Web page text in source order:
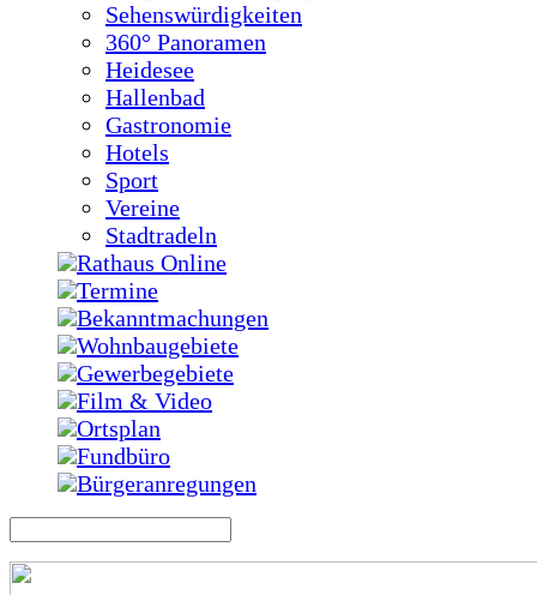
Sehenswürdigkeiten
360° Panoramen
Heidesee
Hallenbad
Gastronomie
Hotels
Sport
Vereine
Stadtradeln
Rathaus Online
Termine
Bekanntmachungen
Wohnbaugebiete
Gewerbegebiete
Film & Video
Ortsplan
Fundbüro
Bürgeranregungen